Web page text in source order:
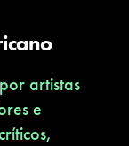
artistas
e